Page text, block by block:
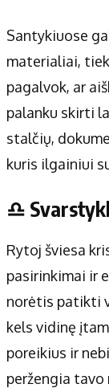
Santykiuose
materialiai,
pagalvok, ar
palanku skirti
stalčių,
kuris ilgainiui
♎
Rytoj šviesa
pasirinkimai ir
norėtis patikti
kels vidinę
poreikius ir
peržengia tavo